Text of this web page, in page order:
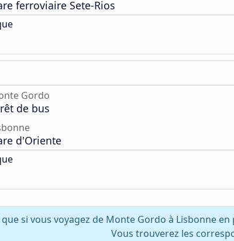
ferroviaire Sete-Rios
Gordo
de bus
d'Oriente
que si vous voyagez de Monte Gordo à Lisbonne
Vous trouverez les